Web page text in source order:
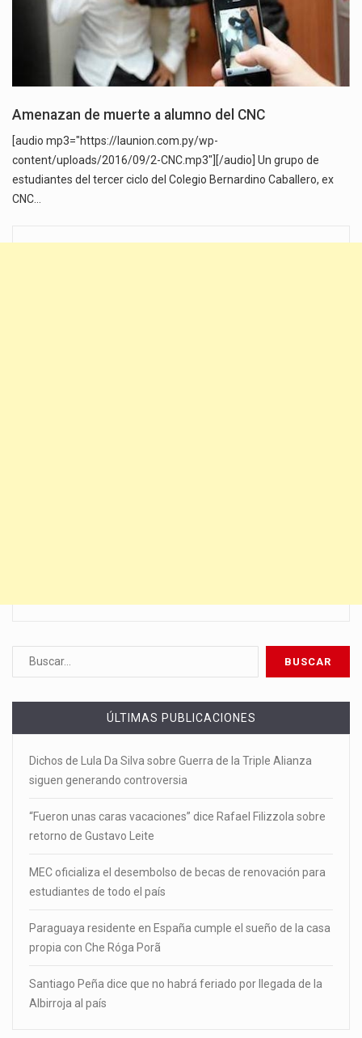
Amenazan de muerte a alumno del CNC
[audio mp3="https://launion.com.py/wp-
content/uploads/2016/09/2-CNC.mp3"][/audio] Un grupo de
estudiantes del tercer ciclo del Colegio Bernardino Caballero, ex
CNC…
ÚLTIMAS PUBLICACIONES
Dichos de Lula Da Silva sobre Guerra de la Triple Alianza
siguen generando controversia
“Fueron unas caras vacaciones” dice Rafael Filizzola sobre
retorno de Gustavo Leite
MEC oficializa el desembolso de becas de renovación para
estudiantes de todo el país
Paraguaya residente en España cumple el sueño de la casa
propia con Che Róga Porã
Santiago Peña dice que no habrá feriado por llegada de la
Albirroja al país